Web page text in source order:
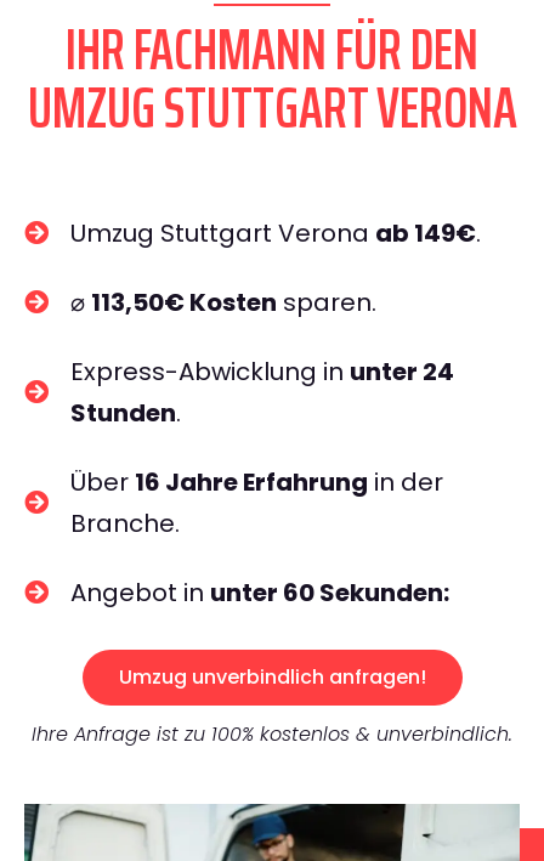
IHR FACHMANN FÜR DEN
UMZUG STUTTGART VERONA
Umzug Stuttgart Verona ab 149€.
⌀ 113,50€ Kosten sparen.
Express-Abwicklung in unter 24
Stunden.
Über 16 Jahre Erfahrung in der
Branche.
Angebot in unter 60 Sekunden:
Umzug unverbindlich anfragen!
Ihre Anfrage ist zu 100% kostenlos & unverbindlich.